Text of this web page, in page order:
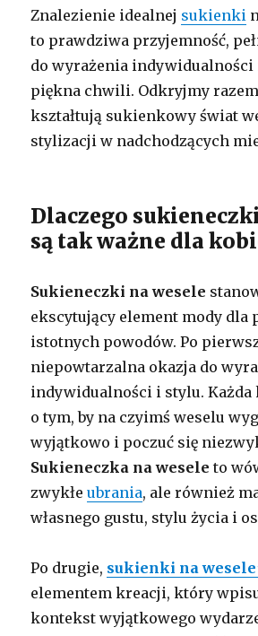
Znalezienie idealnej sukienki
to prawdziwa przyjemność,
do wyrażenia
piękna chwili. Odkryjmy
kształtują sukienkowy świat
stylizacji w nadchodzących
Dlaczego
są tak ważne dla
Sukieneczki na wesele
ekscytujący element mody dla
istotnych powodów. Po
niepowtarzalna okazja do
indywidualności i stylu. Każda
o tym, by na czyimś weselu
wyjątkowo i poczuć się
Sukieneczka na wesele to
zwykłeubrania, ale również
własnego gustu, stylu życia i
Po drugie, sukienki na wesele
elementem kreacji, który
kontekst wyjątkowego